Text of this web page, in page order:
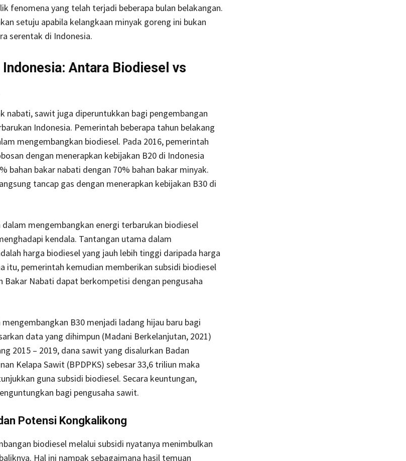
fenomena yang telah terjadi beberapa bulan belakangan.
setuju apabila kelangkaan minyak goreng ini bukan
serentak di Indonesia.
Antara Biodiesel vs
nabati, sawit juga diperuntukkan bagi pengembangan
Indonesia. Pemerintah beberapa tahun belakang
mengembangkan biodiesel. Pada 2016, pemerintah
dengan menerapkan kebijakan B20 di Indonesia
bahan bakar nabati dengan 70% bahan bakar minyak.
tancap gas dengan menerapkan kebijakan B30 di
mengembangkan energi terbarukan biodiesel
kendala. Tantangan utama dalam
harga biodiesel yang jauh lebih tinggi daripada harga
itu, pemerintah kemudian memberikan subsidi biodiesel
Bakar Nabati dapat berkompetisi dengan pengusaha
B30 menjadi ladang hijau baru bagi
data yang dihimpun (Madani Berkelanjutan, 2021)
2015 – 2019, dana sawit yang disalurkan Badan
Kelapa Sawit (BPDPKS) sebesar 33,6 triliun maka
guna subsidi biodiesel. Secara keuntungan,
bagi pengusaha sawit.
Potensi Kongkalikong
biodiesel melalui subsidi nyatanya menimbulkan
Hal ini nampak sebagaimana hasil temuan